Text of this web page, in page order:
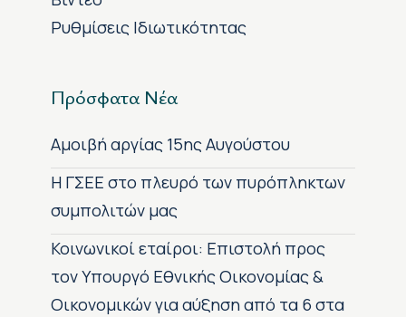
Ρυθμίσεις Ιδιωτικότητας
Πρόσφατα Νέα
Αμοιβή αργίας 15ης Αυγούστου
H ΓΣΕΕ στο πλευρό των πυρόπληκτων
συμπολιτών μας
Κοινωνικοί εταίροι: Επιστολή προς
τον Υπουργό Εθνικής Οικονομίας &
Οικονομικών για αύξηση από τα 6 στα